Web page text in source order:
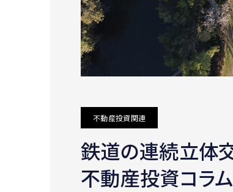
不動産投資関連
鉄道の連続立体
不動産投資コラム